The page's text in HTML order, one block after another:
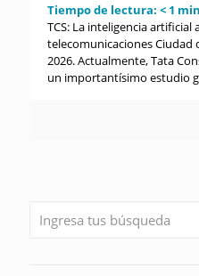
Tiempo de lectura: < 1
TCS: La inteligencia
telecomunicaciones Ciudad
2026. Actualmente, Tata
un importantísimo estudio